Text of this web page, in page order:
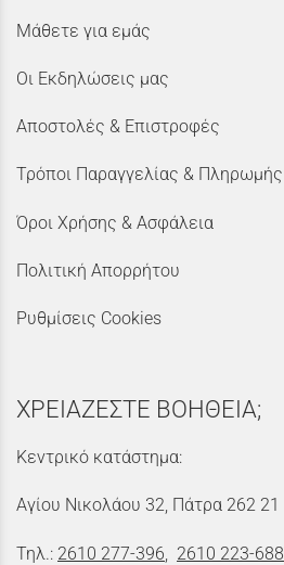
Μάθετε για εμάς
Οι Εκδηλώσεις μας
Αποστολές & Επιστροφές
Τρόποι Παραγγελίας & Πληρωμής
Όροι Χρήσης & Ασφάλεια
Πολιτική Απορρήτου
Ρυθμίσεις Cookies
ΧΡΕΙΑΖΕΣΤΕ ΒΟΗΘΕΙΑ;
Κεντρικό κατάστημα:
Αγίου Νικολάου 32, Πάτρα 262 21
Τηλ.: 2610 277-396 2610 223-688